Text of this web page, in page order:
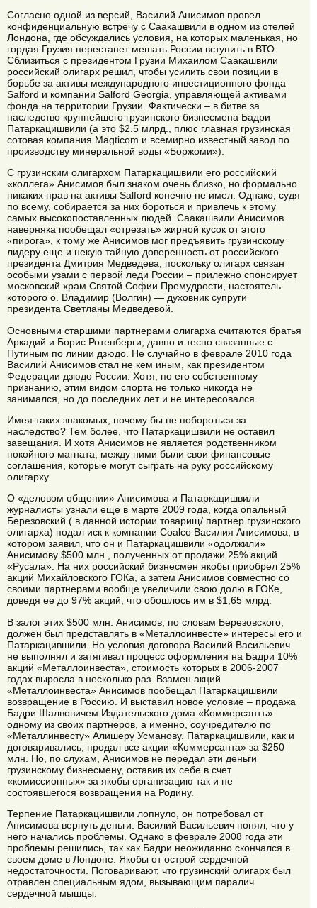
Согласно одной из версий, Василий Анисимов провел
конфиденциальную встречу с Саакашвили в одном из отелей
Лондона, где обсуждались условия, на которых маленькая, но
гордая Грузия перестанет мешать России вступить в ВТО.
Сблизиться с президентом Грузии Михаилом Саакашвили
российский олигарх решил, чтобы усилить свои позиции в
борьбе за активы международного инвестиционного фонда
Salford и компании Salford Georgia, управляющей активами
фонда на территории Грузии. Фактически – в битве за
наследство крупнейшего грузинского бизнесмена Бадри
Патаркацишвили (а это $2.5 млрд., плюс главная грузинская
сотовая компания Magticom и всемирно известный завод по
производству минеральной воды «Боржоми»).
С грузинским олигархом Патаркацишвили его российский
«коллега» Анисимов был знаком очень близко, но формально
никаких прав на активы Salford конечно не имел. Однако, судя
по всему, собирается за них бороться и привлечь к этому
самых высокопоставленных людей. Саакашвили Анисимов
наверняка пообещал «отрезать» жирной кусок от этого
«пирога», к тому же Анисимов мог предъявить грузинскому
лидеру еще и некую тайную доверенность от российского
президента Дмитрия Медведева, поскольку олигарх связан
особыми узами с первой леди России – прилежно спонсирует
московский храм Святой Софии Премудрости, настоятель
которого о. Владимир (Волгин) — духовник супруги
президента Светланы Медведевой.
Основными старшими партнерами олигарха считаются братья
Аркадий и Борис Ротенберги, давно и тесно связанные с
Путиным по линии дзюдо. Не случайно в феврале 2010 года
Василий Анисимов стал не кем иным, как президентом
Федерации дзюдо России. Хотя, по его собственному
признанию, этим видом спорта не только никогда не
занимался, но до последних лет и не интересовался.
Имея таких знакомых, почему бы не побороться за
наследство? Тем более, что Патаркацишвили не оставил
завещания. И хотя Анисимов не является родственником
покойного магната, между ними были свои финансовые
соглашения, которые могут сыграть на руку российскому
олигарху.
О «деловом общении» Анисимова и Патаркацишвили
журналисты узнали еще в марте 2009 года, когда опальный
Березовский ( в данной истории товарищ/ партнер грузинского
олигарха) подал иск к компании Coalco Василия Анисимова, в
котором заявил, что он и Патаркацишвили «одолжили»
Анисимову $500 млн., полученных от продажи 25% акций
«Русала». На них российский бизнесмен якобы приобрел 25%
акций Михайловского ГОКа, а затем Анисимов совместно со
своими партнерами вообще увеличили свою долю в ГОКе,
доведя ее до 97% акций, что обошлось им в $1,65 млрд.
В залог этих $500 млн. Анисимов, по словам Березовского,
должен был представлять в «Металлоинвесте» интересы его и
Патаркацившили. Но условия договора Василий Васильевич
не выполнял и затягивал процесс оформления на Бадри 10%
акций «Металлоинвеста», стоимость которых в 2006-2007
годах выросла в несколько раз. Взамен акций
«Металлоинвеста» Анисимов пообещал Патаркацишвили
возвращение в Россию. И выставил новое условие – продажа
Бадри Шалвовичем Издательского дома «Коммерсантъ»
одному из своих партнеров, а именно, соучредителю по
«Металлинвесту» Алишеру Усманову. Патаркацишвили, как и
договаривались, продал все акции «Коммерсанта» за $250
млн. Но, по слухам, Анисимов не передал эти деньги
грузинскому бизнесмену, оставив их себе в счет
«комиссионных» за якобы организацию так и не
состоявшегося возвращения на Родину.
Терпение Патаркацишвили лопнуло, он потребовал от
Анисимова вернуть деньги. Василий Васильевич понял, что у
него начались проблемы. Однако в феврале 2008 года эти
проблемы решились, так как Бадри неожиданно скончался в
своем доме в Лондоне. Якобы от острой сердечной
недостаточности. Поговаривают, что грузинский олигарх был
отравлен специальным ядом, вызывающим паралич
сердечной мышцы.